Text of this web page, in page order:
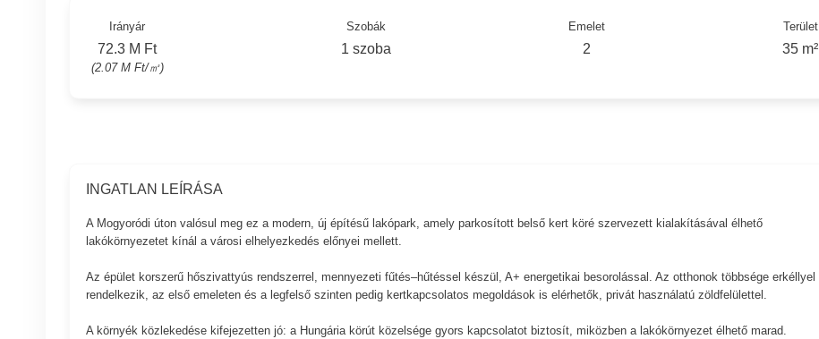
Irányár
72.3 M Ft
(2.07 M Ft/㎡)
Szobák
1 szoba
Emelet
2
Terület
35 m²
INGATLAN LEÍRÁSA
A Mogyoródi úton valósul meg ez a modern, új építésű lakópark, amely parkosított belső kert köré szervezett kialakításával élhető
lakókörnyezetet kínál a városi elhelyezkedés előnyei mellett.
Az épület korszerű hőszivattyús rendszerrel, mennyezeti fűtés–hűtéssel készül, A+ energetikai besorolással. Az otthonok többsége erkéllyel
rendelkezik, az első emeleten és a legfelső szinten pedig kertkapcsolatos megoldások is elérhetők, privát használatú zöldfelülettel.
A környék közlekedése kifejezetten jó: a Hungária körút közelsége gyors kapcsolatot biztosít, miközben a lakókörnyezet élhető marad.